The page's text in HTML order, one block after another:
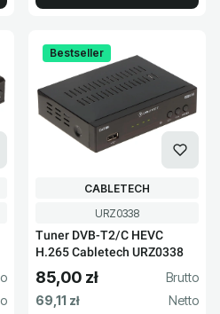
Bestseller
Kod produktu
URZ0338
Tuner DVB-T2/C HEVC
H.265 Cabletech URZ0338
PRODUCENT
CABLETECH
Cena brutto
85,00 zł
Cena netto
69,11 zł